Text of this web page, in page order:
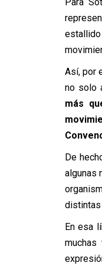
Así, por
no solo
más
De
algunas
distintas
En esa